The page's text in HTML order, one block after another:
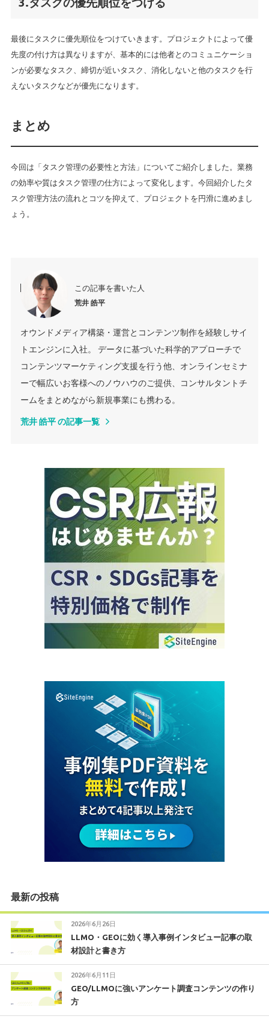
最後にタスクに優先順位をつけていきます。プロジェクトによって優
先度の付け方は異なりますが、基本的には他者とのコミュニケーショ
ンが必要なタスク、締切が近いタスク、消化しないと他のタスクを行
えないタスクなどが優先になります。
まとめ
今回は「タスク管理の必要性と方法」についてご紹介しました。業務
の効率や質はタスク管理の仕方によって変化します。今回紹介したタ
スク管理方法の流れとコツを抑えて、プロジェクトを円滑に進めまし
ょう。
この記事を書いた人
荒井 皓平
オウンドメディア構築・運営とコンテンツ制作を経験しサイ
トエンジンに入社。 データに基づいた科学的アプローチで
コンテンツマーケティング支援を行う他、オンラインセミナ
ーで幅広いお客様へのノウハウのご提供、コンサルタントチ
ームをまとめながら新規事業にも携わる。
荒井 皓平 の記事一覧
最新の投稿
2026年6月26日
LLMO・GEOに効く導入事例インタビュー記事の取
材設計と書き方
2026年6月11日
GEO/LLMOに強いアンケート調査コンテンツの作り
方